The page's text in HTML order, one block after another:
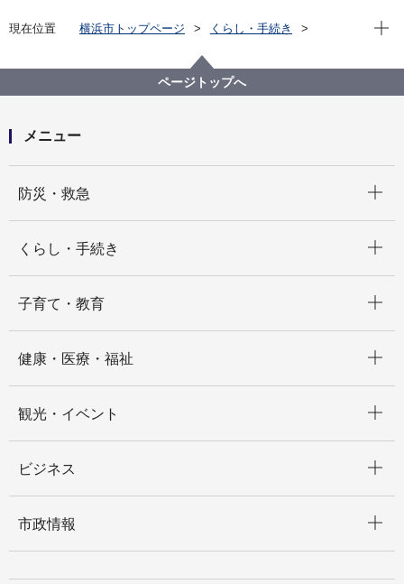
現在位置 横浜市トップページ
くらし・手続き
現在
ページトップへ
メニュー
防災・救急
くらし・手続き
子育て・教育
健康・医療・福祉
観光・イベント
ビジネス
市政情報